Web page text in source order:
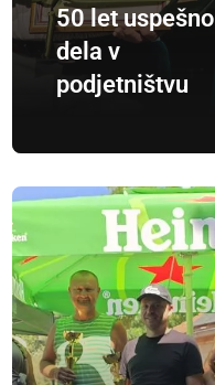
50 let uspešno
dela v
podjetništvu